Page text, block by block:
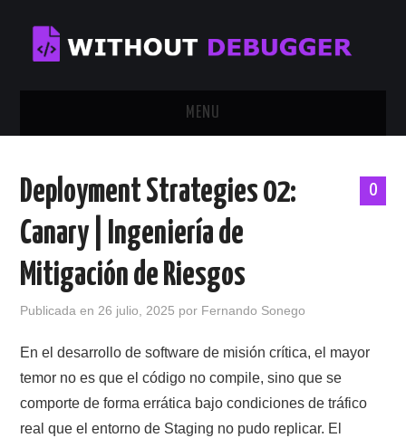
MENU
TUTORIALES
CALENDAR
CONTÁCTAME
SOBRE MÍ
0
Deployment Strategies 02:
Canary | Ingeniería de
Mitigación de Riesgos
Publicada en26 julio, 2025 por Fernando Sonego
En el desarrollo de software de misión crítica, el mayor
temor no es que el código no compile, sino que se
comporte de forma errática bajo condiciones de tráfico
real que el entorno de Staging no pudo replicar. El